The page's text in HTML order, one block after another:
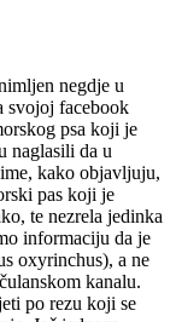
negdje u
svojoj facebook
psa koji je
naglasili da u
kako objavljuju,
pas koji je
te nezrela jedinka
informaciju da je
oxyrinchus), a ne
kanalu.
po rezu koji se